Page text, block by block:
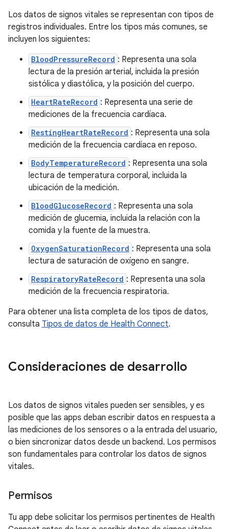
Los datos de signos vitales se representan con tipos de
registros individuales. Entre los tipos más comunes, se
incluyen los siguientes:
BloodPressureRecord : Representa una sola
lectura de la presión arterial, incluida la presión
sistólica y diastólica, y la posición del cuerpo.
HeartRateRecord : Representa una serie de
mediciones de la frecuencia cardíaca.
RestingHeartRateRecord : Representa una sola
medición de la frecuencia cardíaca en reposo.
BodyTemperatureRecord : Representa una sola
lectura de temperatura corporal, incluida la
ubicación de la medición.
BloodGlucoseRecord : Representa una sola
medición de glucemia, incluida la relación con la
comida y la fuente de la muestra.
OxygenSaturationRecord : Representa una sola
lectura de saturación de oxígeno en sangre.
RespiratoryRateRecord : Representa una sola
medición de la frecuencia respiratoria.
Para obtener una lista completa de los tipos de datos,
consulta Tipos de datos de Health Connect.
Consideraciones de desarrollo
Los datos de signos vitales pueden ser sensibles, y es
posible que las apps deban escribir datos en respuesta a
las mediciones de los sensores o a la entrada del usuario,
o bien sincronizar datos desde un backend. Los permisos
son fundamentales para controlar los datos de signos
vitales.
Permisos
Tu app debe solicitar los permisos pertinentes de Health